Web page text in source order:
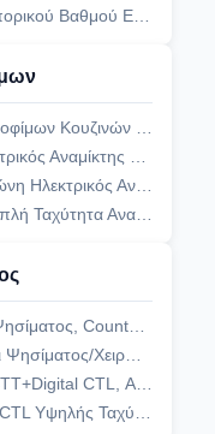
Ψύξης Αρτοποιείων × 600Mm
Ηλεκτρικό Κύπελλο Μίξης
Ζύμης Για Τη Ζύμη 50KG
Τροφίμων Με Την Αντίστροφη Περιστροφή
Πιτσών Με Το Χρονόμετρο
Ζεστού Αέρα Φούρνων Μεταφοράς
Φούρνος Πιτσών Μεταφορέων
Με Το Μαγειρεύοντας Στάδιο 3
Επιλογές, Μαγειρεύοντας Στάδιο 15